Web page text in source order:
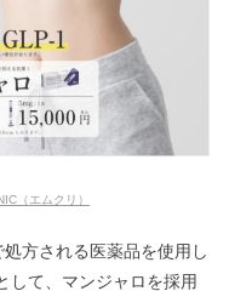
（エムクリ）
方される医薬品を使用し
して、マンジャロを採用